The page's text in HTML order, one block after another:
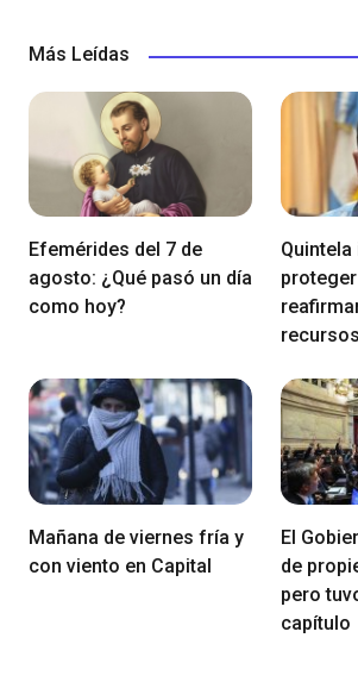
Más Leídas
Efemérides del 7 de
agosto: ¿Qué pasó un día
como hoy?
recursos
Mañana de viernes fría y
con viento en Capital
El
de
pero
capítulo